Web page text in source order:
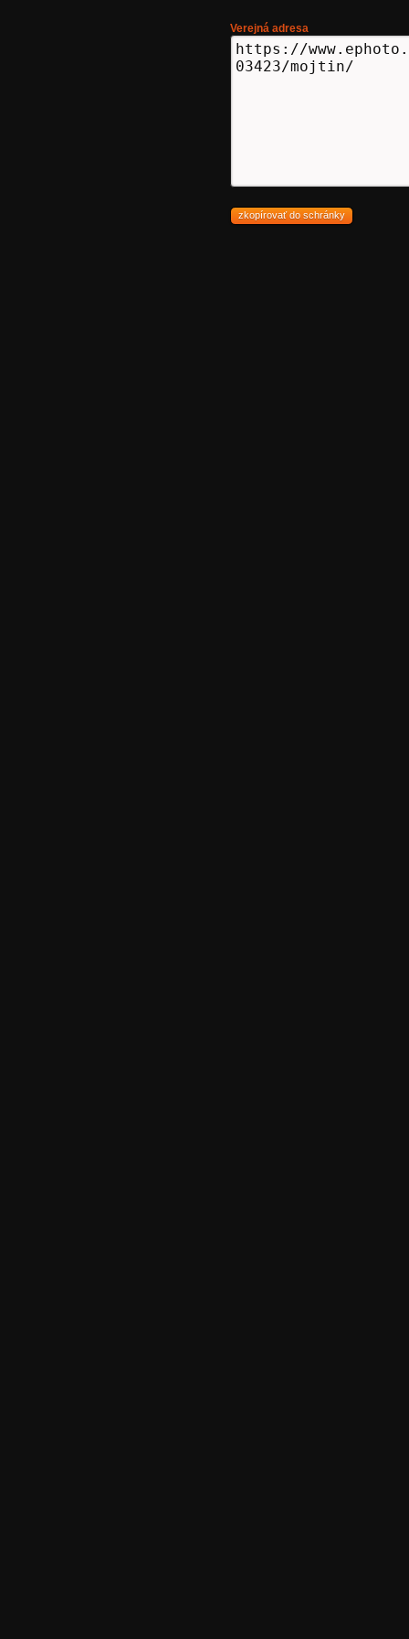
Verejná adresa
zkopírovať do schránky